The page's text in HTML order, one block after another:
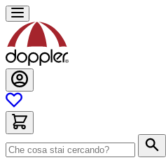
Salta
al
contenuto